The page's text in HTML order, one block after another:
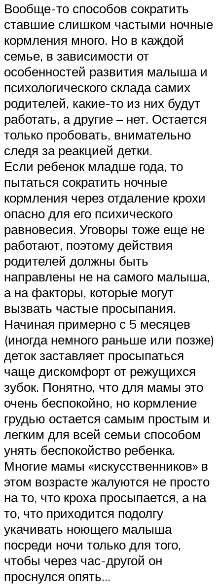
Вообще-то способов сократить
ставшие слишком частыми ночные
кормления много. Но в каждой
семье, в зависимости от
особенностей развития малыша и
психологического склада самих
родителей, какие-то из них будут
работать, а другие – нет. Остается
только пробовать, внимательно
следя за реакцией детки.
Если ребенок младше года, то
пытаться сократить ночные
кормления через отдаление крохи
опасно для его психического
равновесия. Уговоры тоже еще не
работают, поэтому действия
родителей должны быть
направлены не на самого малыша,
а на факторы, которые могут
вызвать частые просыпания.
Начиная примерно с 5 месяцев
(иногда немного раньше или позже)
деток заставляет просыпаться
чаще дискомфорт от режущихся
зубок. Понятно, что для мамы это
очень беспокойно, но кормление
грудью остается самым простым и
легким для всей семьи способом
унять беспокойство ребенка.
Многие мамы «искусственников» в
этом возрасте жалуются не просто
на то, что кроха просыпается, а на
то, что приходится подолгу
укачивать ноющего малыша
посреди ночи только для того,
чтобы через час-другой он
проснулся опять…